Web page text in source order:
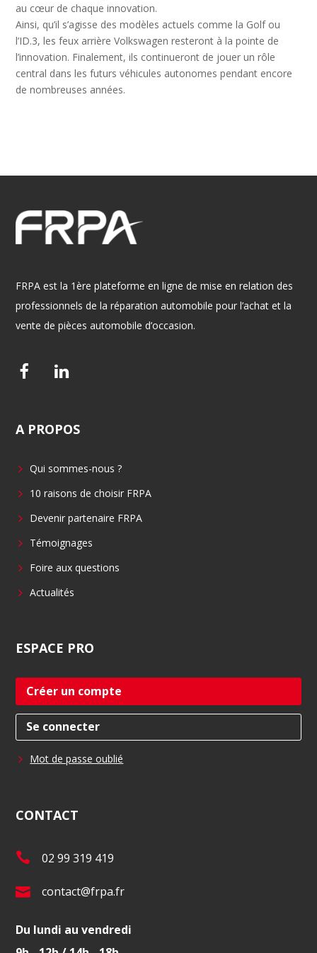
au cœur de chaque innovation.
Ainsi, qu’il s’agisse des modèles actuels comme la Golf ou
l’ID.3, les feux arrière Volkswagen resteront à la pointe de
l’innovation. Finalement, ils continueront de jouer un rôle
central dans les futurs véhicules autonomes pendant encore
de nombreuses années.
FRPA est la 1ère plateforme en ligne de mise en relation des
professionnels de la réparation automobile pour l’achat et la
vente de pièces automobile d’occasion.
F
e
o
o
L
k
d
i
A PROPOS
Qui sommes-nous ?
10 raisons de choisir FRPA
Devenir partenaire FRPA
Témoignages
Foire aux questions
Actualités
ESPACE PRO
Créer un compte
Se connecter
Mot de passe oublié
CONTACT
T
l
.
:
02 99 319 419
E
m
contact@frpa.fr
Du lundi au vendredi